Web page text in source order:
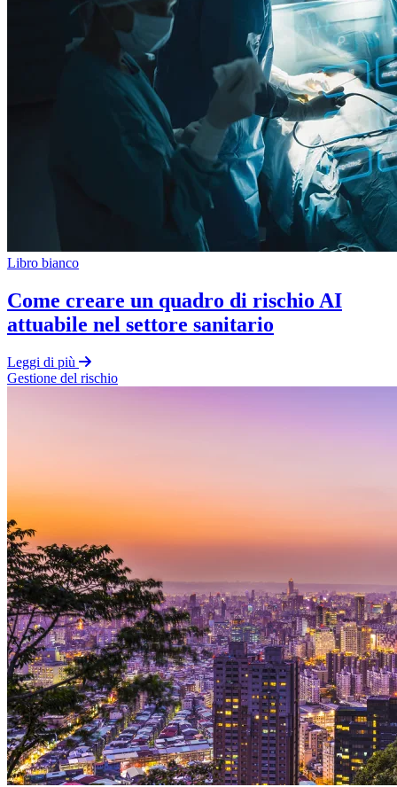
Libro bianco
Come creare un quadro di rischio AI
attuabile nel settore sanitario
Leggi di più
Gestione del rischio